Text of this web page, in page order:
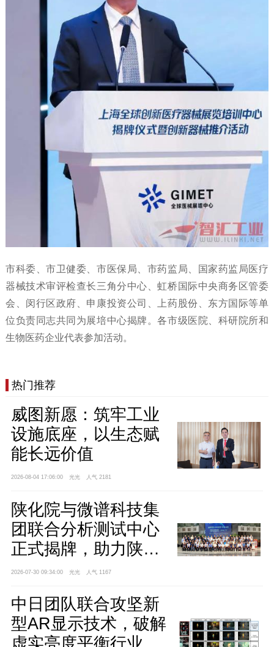
市科委、市卫健委、市医保局、市药监局、国家药监局医疗
器械技术审评检查长三角分中心、虹桥国际中央商务区管委
会、闵行区政府、申康投资公司、上药股份、东方国际等单
位负责同志共同为展培中心揭牌。各市级医院、科研院所和
生物医药企业代表参加活动。
热门推荐
威图新愿：筑牢工业
设施底座，以生态赋
能长远价值
2026-08-04 17:06:00 光光 人气 2181
陕化院与微谱科技集
团联合分析测试中心
正式揭牌，助力陕西
聚烯烃产业高质量发
2026-07-30 09:34:00 光光 人气 1167
中日团队联合攻坚新
型AR显示技术，破解